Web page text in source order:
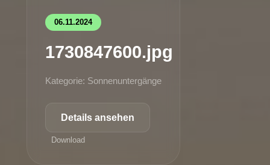
06.11.2024
1730847600.jpg
Kategorie: Sonnenuntergänge
Details ansehen
Download